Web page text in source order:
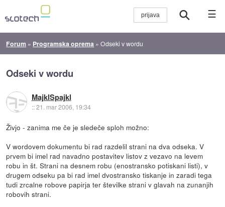
☰
Forum » Programska oprema »Odseki v wordu
Odseki v wordu
MajklSpajkl
::21. mar 2006, 19:34
Živjo - zanima me če je sledeče sploh možno:
V wordovem dokumentu bi rad razdelil strani na dva odseka. V
prvem bi imel rad navadno postavitev listov z vezavo na levem
robu in št. Strani na desnem robu (enostransko potiskani listi), v
drugem odseku pa bi rad imel dvostransko tiskanje in zaradi tega
tudi zrcalne robove papirja ter številke strani v glavah na zunanjih
robovih strani.